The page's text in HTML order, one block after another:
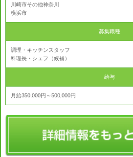
川崎市その他神奈川
横浜市
募集職種
調理・キッチンスタッフ
料理長・シェフ（候補）
給与
月給350,000円～500,000円